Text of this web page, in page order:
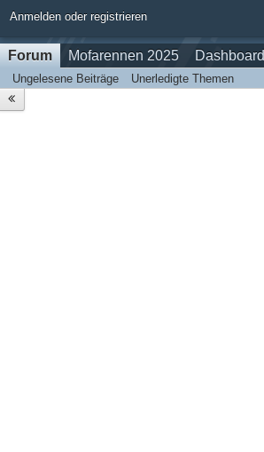
Anmelden oder registrieren
Forum Mofarennen 2025 Dashboard
Ungelesene Beiträge Unerledigte Themen